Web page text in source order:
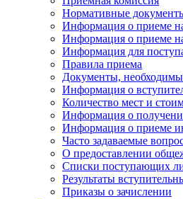
Нормативные
Информация о приеме
Информация о приеме
Информация для
Правила приема
Документы,
Информация о
Количество мест и
Информация о
Информация о приеме
Часто задаваемые
О предоставлении
Списки поступающих
Результаты
Приказы о зачислении